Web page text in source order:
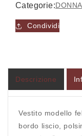
Categorie:DONNA
Condividi
Descrizione
Vestito modello
bordo liscio,
Accesso
Accedi al tuo